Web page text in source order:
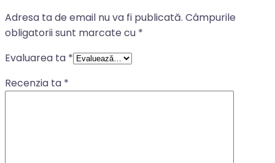
Adresa ta de email nu va fi publicată. Câmpurile
obligatorii sunt marcate cu *
Evaluarea ta *
Recenzia ta *